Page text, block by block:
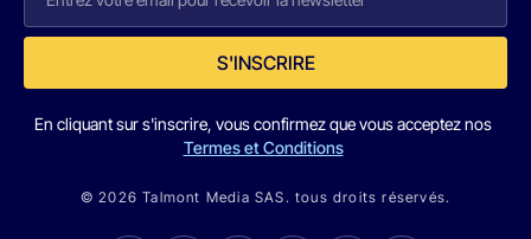
S'INSCRIRE
En cliquant sur s'inscrire, vous confirmez que vous acceptez nos
Termes et Conditions
© 2026 Talmont Media SAS. tous droits réservés.